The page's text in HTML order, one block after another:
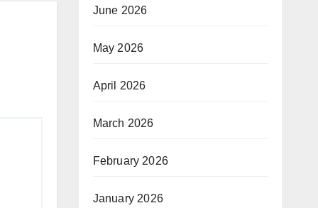
June 2026
May 2026
April 2026
March 2026
February 2026
January 2026